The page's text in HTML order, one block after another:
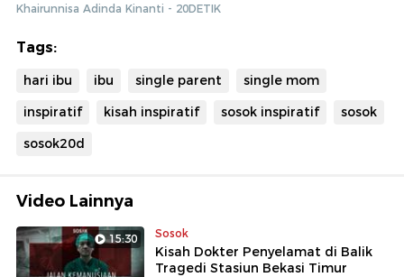
Khairunnisa Adinda Kinanti - 20DETIK
Tags:
hari ibu ibu single parent
single mom
inspiratif
kisah inspiratif sosok inspiratif
sosok
sosok20d
Video Lainnya
15:30 Sosok
Kisah Dokter Penyelamat di Balik
Tragedi Stasiun Bekasi Timur